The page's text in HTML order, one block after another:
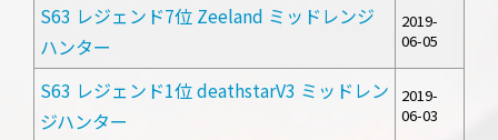
S63 レジェンド7位 Zeeland ミッドレンジ
ハンター
2019-
06-05
S63 レジェンド1位 deathstarV3 ミッドレン
ジハンター
2019-
06-03